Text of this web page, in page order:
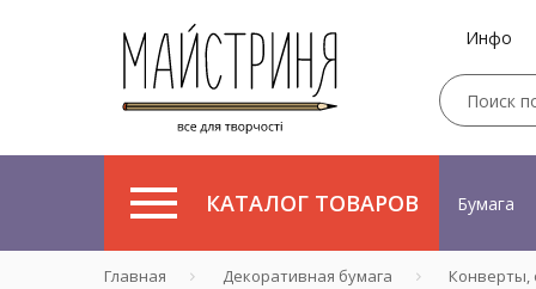
Инфо
КАТАЛОГ ТОВАРОВ Бумага
Главная Декоративная бумага Конверты,